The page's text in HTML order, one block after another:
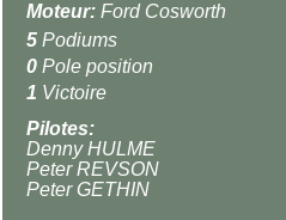
Moteur: Ford Cosworth
5 Podiums
0 Pole position
1 Victoire
Pilotes:
Denny HULME
Peter REVSON
Peter GETHIN